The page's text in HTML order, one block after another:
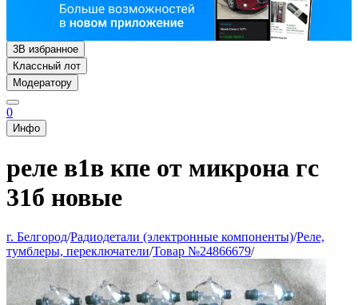
3В избранное
Классный лот
Модератору
0
Инфо
реле в1в кпе от микрона гс
31б новые
г. Белгород/Радиодетали (электронные компоненты)/Реле,
тумблеры, переключатели/Товар №24866679/